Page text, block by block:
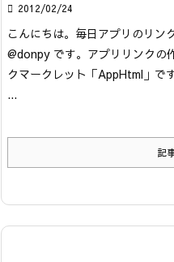
 2012/02/24
こんにちは。毎日アプリのリン
@donpy です。 アプリリンクの
クマークレット「AppHtml」で
...
記